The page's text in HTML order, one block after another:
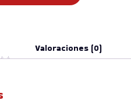
Valoraciones (0)